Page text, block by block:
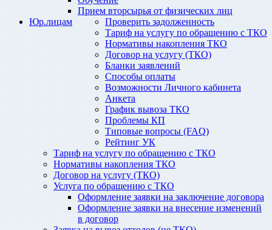
Прием вторсырья от физических лиц
Проверить задолженность
Тариф на услугу по обращению с ТКО
Нормативы накопления ТКО
Договор на услугу (ТКО)
Бланки заявлений
Способы оплаты
Возможности Личного кабинета
Анкета
График вывоза ТКО
Проблемы КП
Типовые вопросы (FAQ)
Рейтинг УК
Юр.лицам
Тариф на услугу по обращению с ТКО
Нормативы накопления ТКО
Договор на услугу (ТКО)
Услуга по обращению с ТКО
Оформление заявки на заключение договора
Оформление заявки на внесение изменений
в договор